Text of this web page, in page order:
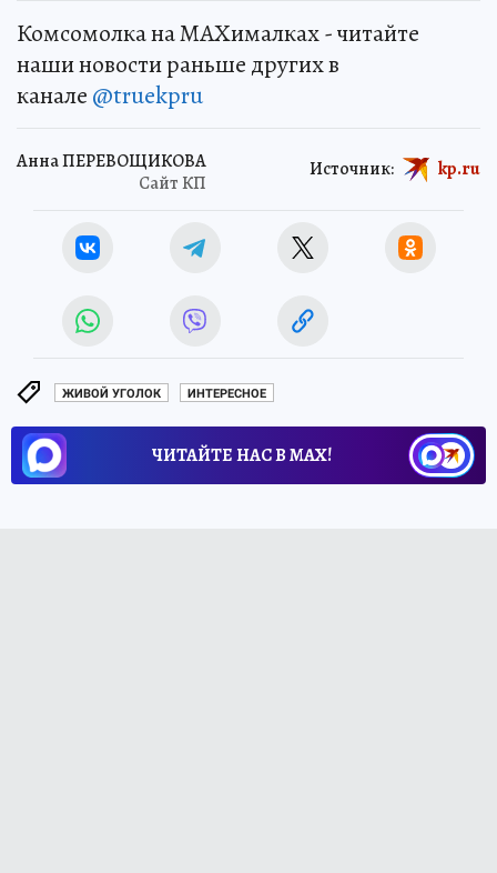
Комсомолка на MAXималках - читайте
наши новости раньше других в
канале @truekpru
Анна ПЕРЕВОЩИКОВА
Сайт КП
Источник: kp.ru
ЖИВОЙ УГОЛОК ИНТЕРЕСНОЕ
ЧИТАЙТЕ НАС В МАХ!